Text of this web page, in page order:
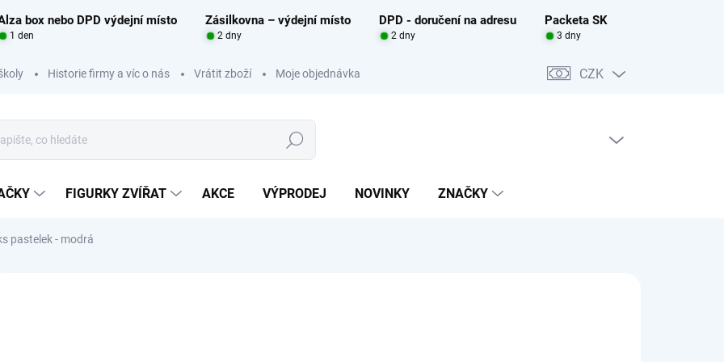
box nebo DPD výdejní místo Zásilkovna – výdejní místo DPD - doručení na adresu Packeta SK
1 den 2 dny 2 dny 3 dny
Historie firmy a víc o nás Vrátit zboží Moje objednávka CZK
Hledat
FIGURKY ZVÍŘAT AKCE VÝPRODEJ NOVINKY ZNAČKY
pastelek - modrá